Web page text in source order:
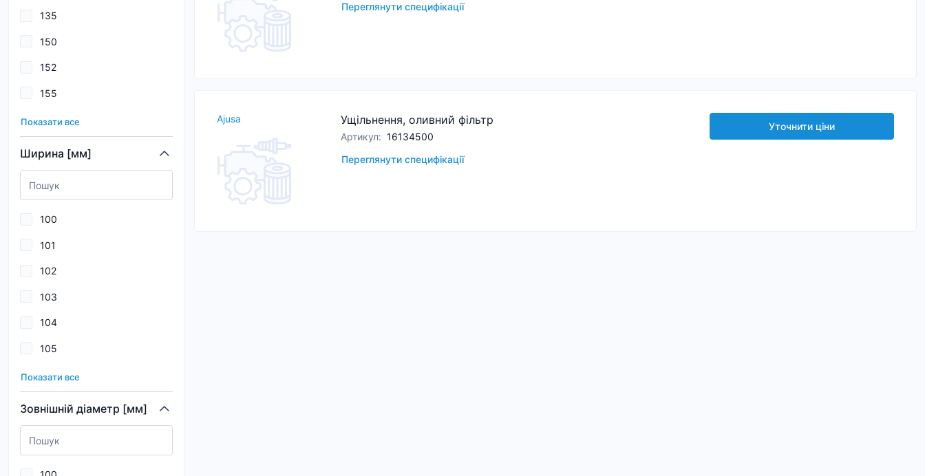
BOGAP
BORG&BECK
BORSEHUNG
BOSCH
CHAMPION
135
150
152
155
161
174
176
178
179
180
182
184
185
186
187
189
Показати все
Ширина [мм]
100
101
102
103
104
105
106
108
Показати все
Зовнішній діаметр [мм]
Переглянути специфікації
Ajusa Ущільнення, оливний фільтр
Артикул: 16134500
Переглянути специфікації
Уточнити ціни